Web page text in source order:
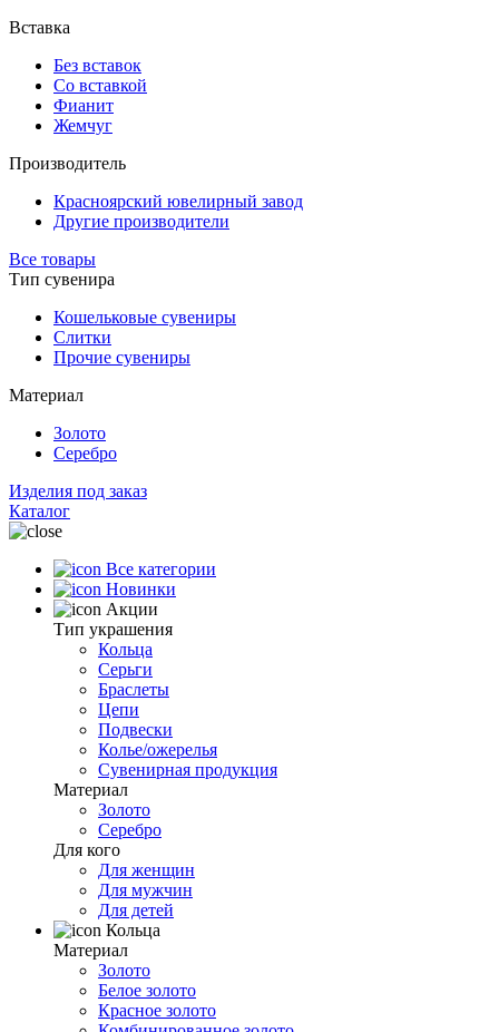
Вставка
Без вставок
Со вставкой
Фианит
Жемчуг
Производитель
Красноярский ювелирный завод
Другие производители
Все товары
Тип сувенира
Кошельковые сувениры
Слитки
Прочие сувениры
Материал
Золото
Серебро
Изделия под заказ
Каталог
Все категории
Новинки
Акции
Тип украшения
Кольца
Серьги
Браслеты
Цепи
Подвески
Колье/ожерелья
Сувенирная продукция
Материал
Золото
Серебро
Для кого
Для женщин
Для мужчин
Для детей
Кольца
Материал
Золото
Белое золото
Красное золото